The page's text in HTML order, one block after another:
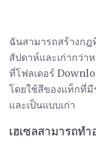
ฉันสามารถสร้างกฎ
สัปดาห์และเก่ากว่า
ที่โฟลเดอร์
โดยใช้สีของแท็กที่มี
และเป็นแบบเก่า
เฮเซลสามารถท